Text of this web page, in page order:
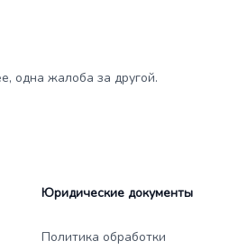
одна жалоба за другой.
Юридические документы
Политика обработки